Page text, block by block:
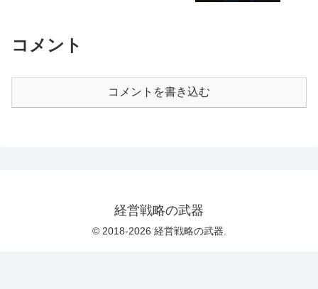
コメント
コメントを書き込む
経営戦略の武器
© 2018-2026 経営戦略の武器.